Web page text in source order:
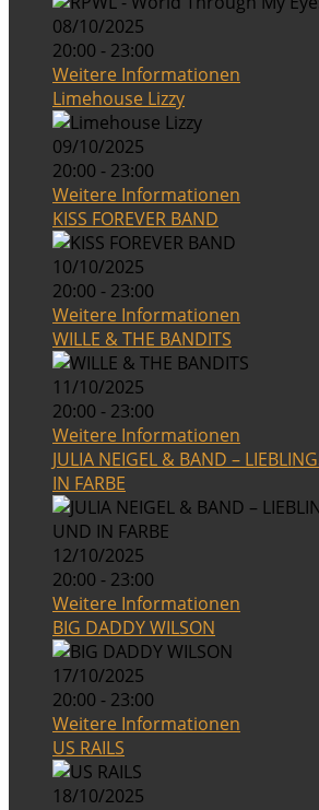
08/10/2025
20:00 - 23:00
Weitere Informationen
Limehouse Lizzy
09/10/2025
20:00 - 23:00
Weitere Informationen
KISS FOREVER BAND
10/10/2025
20:00 - 23:00
Weitere Informationen
WILLE & THE BANDITS
11/10/2025
20:00 - 23:00
Weitere Informationen
JULIA NEIGEL & BAND –
IN FARBE
12/10/2025
20:00 - 23:00
Weitere Informationen
BIG DADDY WILSON
17/10/2025
20:00 - 23:00
Weitere Informationen
US RAILS
18/10/2025